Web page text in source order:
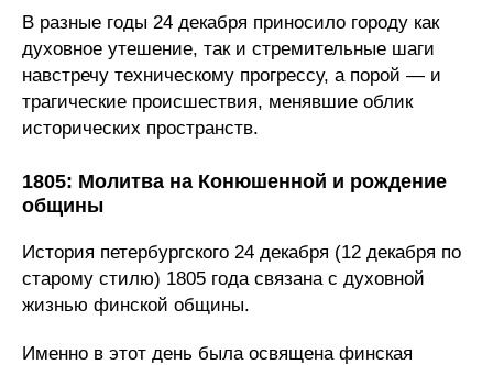
В разные годы 24 декабря приносило городу как
духовное утешение, так и стремительные шаги
навстречу техническому прогрессу, а порой — и
трагические происшествия, менявшие облик
исторических пространств.
1805: Молитва на Конюшенной и рождение
общины
История петербургского 24 декабря (12 декабря по
старому стилю) 1805 года связана с духовной
жизнью финской общины.
Именно в этот день была освящена финская